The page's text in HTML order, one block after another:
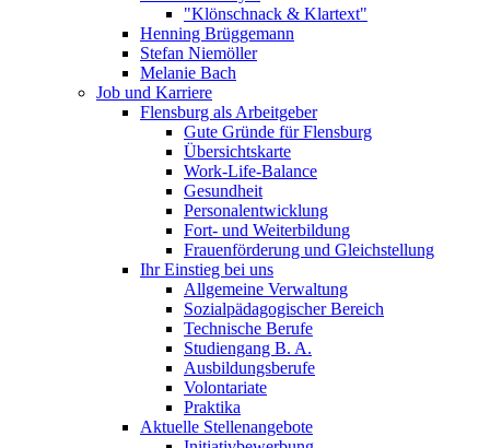
"Klönschnack & Klartext"
Henning Brüggemann
Stefan Niemöller
Melanie Bach
Job und Karriere
Flensburg als Arbeitgeber
Gute Gründe für Flensburg
Übersichtskarte
Work-Life-Balance
Gesundheit
Personalentwicklung
Fort- und Weiterbildung
Frauenförderung und Gleichstellung
Ihr Einstieg bei uns
Allgemeine Verwaltung
Sozialpädagogischer Bereich
Technische Berufe
Studiengang B. A.
Ausbildungsberufe
Volontariate
Praktika
Aktuelle Stellenangebote